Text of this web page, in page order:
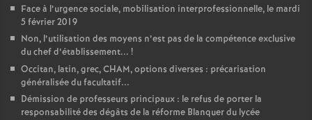
Face à l’urgence sociale, mobilisation interprofessionnelle, le mardi
5 février 2019
Non, l’utilisation des moyens n’est pas de la compétence exclusive
du chef d’établissement... !
Occitan, latin, grec, CHAM, options diverses : précarisation
généralisée du facultatif...
Démission de professeurs principaux : le refus de porter la
responsabilité des dégâts de la réforme Blanquer du lycée